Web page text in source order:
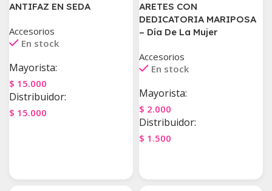
ANTIFAZ EN SEDA
Accesorios
En stock
Mayorista:
$ 15.000
Distribuidor:
$ 15.000
ARETES CON
DEDICATORIA MARIPOSA
– Día De La Mujer
Accesorios
En stock
Mayorista:
$ 2.000
Distribuidor:
$ 1.500